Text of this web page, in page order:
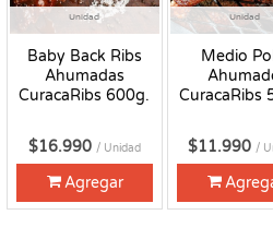
Unidad
Baby Back Ribs
Ahumadas
CuracaRibs 600g.
$16.990 / Unidad
Agregar
Unidad
Medio
CuracaRibs
$11.990 /